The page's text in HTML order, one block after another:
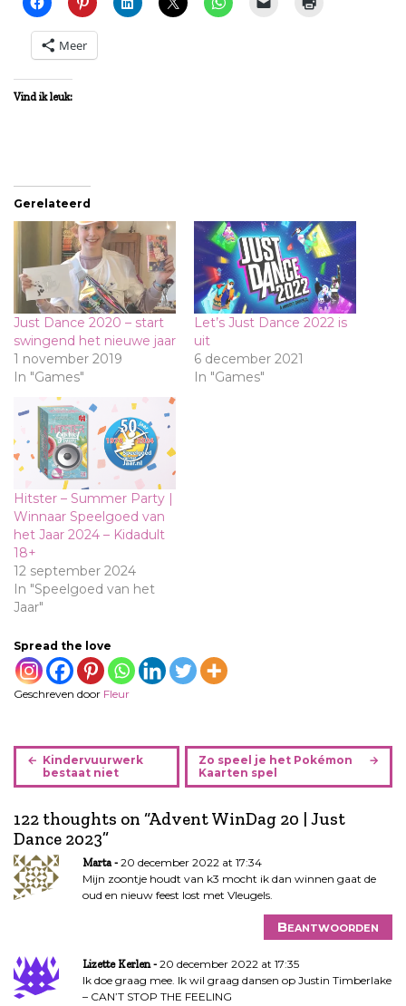
Meer
Vind ik leuk:
Gerelateerd
Just Dance 2020 – start
swingend het nieuwe jaar
1 november 2019
In "Games"
Let’s Just Dance 2022 is
uit
6 december 2021
In "Games"
Hitster – Summer Party |
Winnaar Speelgoed van
het Jaar 2024 – Kidadult
18+
12 september 2024
In "Speelgoed van het
Jaar"
Spread the love
Geschreven door Fleur
B
r
i
c
h
t
n
i
g
a
Kindervuurwerk
bestaat niet
Zo speel je het Pokémon
Kaarten spel
122 thoughts on “Advent WinDag 20 | Just
Dance 2023”
Marta
20 december 2022 at 17:34
Mijn zoontje houdt van k3 mocht ik dan winnen gaat de
oud en nieuw feest lost met Vleugels.
Beantwoorden
Lizette Kerlen
20 december 2022 at 17:35
Ik doe graag mee. Ik wil graag dansen op Justin Timberlake
– CAN’T STOP THE FEELING